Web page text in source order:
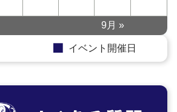
9月 »
イベント開催日